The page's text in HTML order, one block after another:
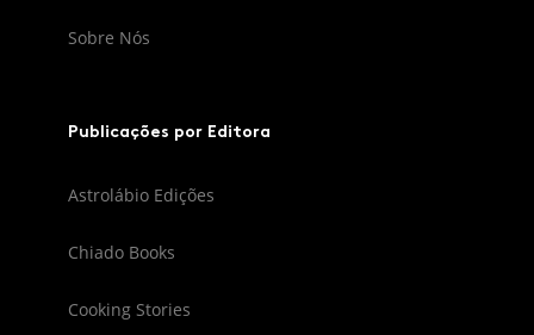
Sobre Nós
Publicações por Editora
Astrolábio Edições
Chiado Books
Cooking Stories